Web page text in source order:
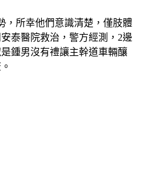
，所幸他們意識清楚，僅肢體
泰醫院救治，警方經測，2邊
鍾男沒有禮讓主幹道車輛釀